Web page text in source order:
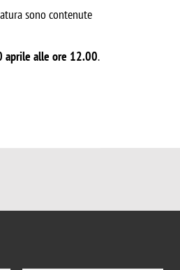
sono contenute
aprile alle ore 12.00.